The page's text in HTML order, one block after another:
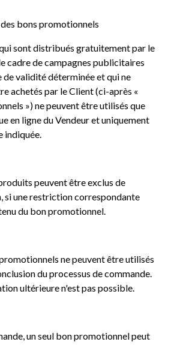
bons promotionnels
sont distribués gratuitement par le
cadre de campagnes publicitaires
de validité déterminée et qui ne
achetés par le Client (ci-après «
») ne peuvent être utilisés que
en ligne du Vendeur et uniquement
indiquée.
peuvent être exclus de
si une restriction correspondante
du bon promotionnel.
ne peuvent être utilisés
du processus de commande.
ultérieure n'est pas possible.
un seul bon promotionnel peut